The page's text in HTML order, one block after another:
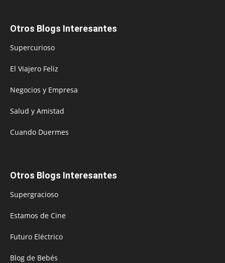
Otros Blogs Interesantes
Supercurioso
El Viajero Feliz
Negocios y Empresa
Salud y Amistad
Cuando Duermes
Otros Blogs Interesantes
Supergracioso
Estamos de Cine
Futuro Eléctrico
Blog de Bebés